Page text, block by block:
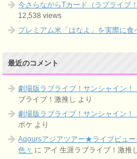
今さらながらTカード（ラブライブ
12,538 views
プレミアム米「はなよ」を実際に食
最近のコメント
劇場版ラブライブ！サンシャイン！
ブライブ！激推し より
劇場版ラブライブ！サンシャイン！
ポケ より
Aqoursアジアツアー★ライブビュ
色々 に アイ 生涯ラブライブ！激推